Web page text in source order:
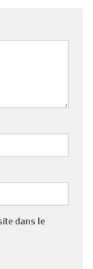
dans le